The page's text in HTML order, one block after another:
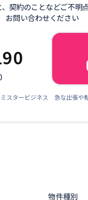
契約のことなどご不明
お問い合わせください
スタービジネス 急な出張や
物件種別